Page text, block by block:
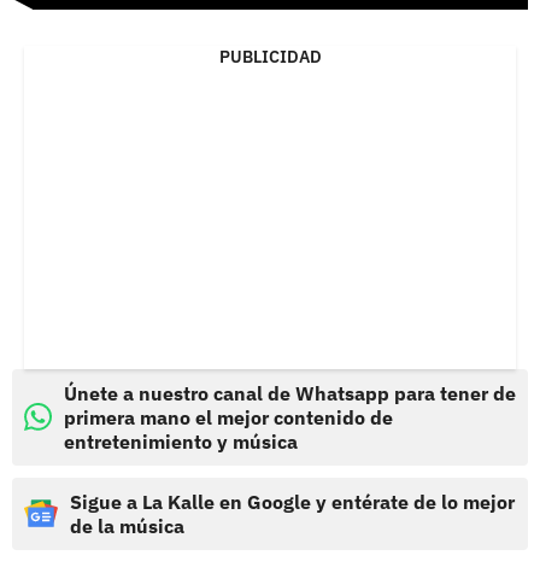
PUBLICIDAD
Únete a nuestro canal de Whatsapp para tener de
primera mano el mejor contenido de
entretenimiento y música
Sigue a La Kalle en Google y entérate de lo mejor
de la música